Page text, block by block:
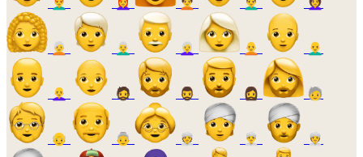
🧑‍🦳 👨‍🦳 👩‍🦳 🧑‍🦲 👨‍🦲
👩‍🦲 🧔 🧔‍♂️ 🧔‍♀️ 🧓
👴 👵 👳 👳‍♂️ 👳‍♀️